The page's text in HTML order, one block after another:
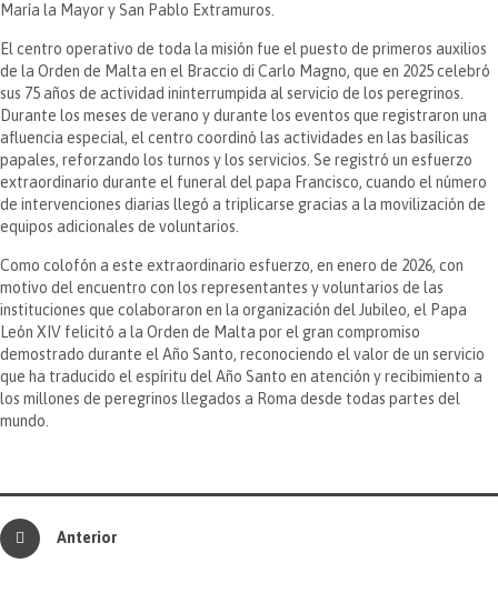
María la Mayor y San Pablo Extramuros.
El centro operativo de toda la misión fue el puesto de primeros auxilios
de la Orden de Malta en el Braccio di Carlo Magno, que en 2025 celebró
sus 75 años de actividad ininterrumpida al servicio de los peregrinos.
Durante los meses de verano y durante los eventos que registraron una
afluencia especial, el centro coordinó las actividades en las basílicas
papales, reforzando los turnos y los servicios. Se registró un esfuerzo
extraordinario durante el funeral del papa Francisco, cuando el número
de intervenciones diarias llegó a triplicarse gracias a la movilización de
equipos adicionales de voluntarios.
Como colofón a este extraordinario esfuerzo, en enero de 2026, con
motivo del encuentro con los representantes y voluntarios de las
instituciones que colaboraron en la organización del Jubileo, el Papa
León XIV felicitó a la Orden de Malta por el gran compromiso
demostrado durante el Año Santo, reconociendo el valor de un servicio
que ha traducido el espíritu del Año Santo en atención y recibimiento a
los millones de peregrinos llegados a Roma desde todas partes del
mundo.
Anterior